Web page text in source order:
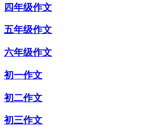
四年级作文
五年级作文
六年级作文
初一作文
初二作文
初三作文